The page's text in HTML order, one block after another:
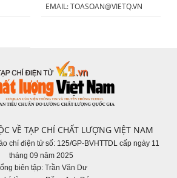
EMAIL:TOASOAN@VIETQ.VN
VỀ TẠP CHÍ CHẤT LƯỢNG VIỆT NAM
chí điện tử số: 125/GP-BVHTTDL cấp ngày 11
tháng 09 năm 2025
biên tập: Trần Văn Dư